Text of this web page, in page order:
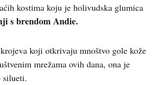
kostima koju je holivudska glumica
s brendom Andie.
koji otkrivaju mnoštvo gole kože
mrežama ovih dana, ona je
silueti.